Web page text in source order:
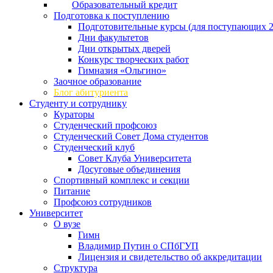
Образовательный кредит
Подготовка к поступлению
Подготовительные курсы (для поступающих
Дни факультетов
Дни открытых дверей
Конкурс творческих работ
Гимназия «Ольгино»
Заочное образование
Блог абитуриента
Студенту и сотруднику
Кураторы
Студенческий профсоюз
Студенческий Совет Дома студентов
Студенческий клуб
Совет Клуба Университета
Досуговые объединения
Спортивный комплекс и секции
Питание
Профсоюз сотрудников
Университет
О вузе
Гимн
Владимир Путин о СПбГУП
Лицензия и свидетельство об аккредитации
Структура